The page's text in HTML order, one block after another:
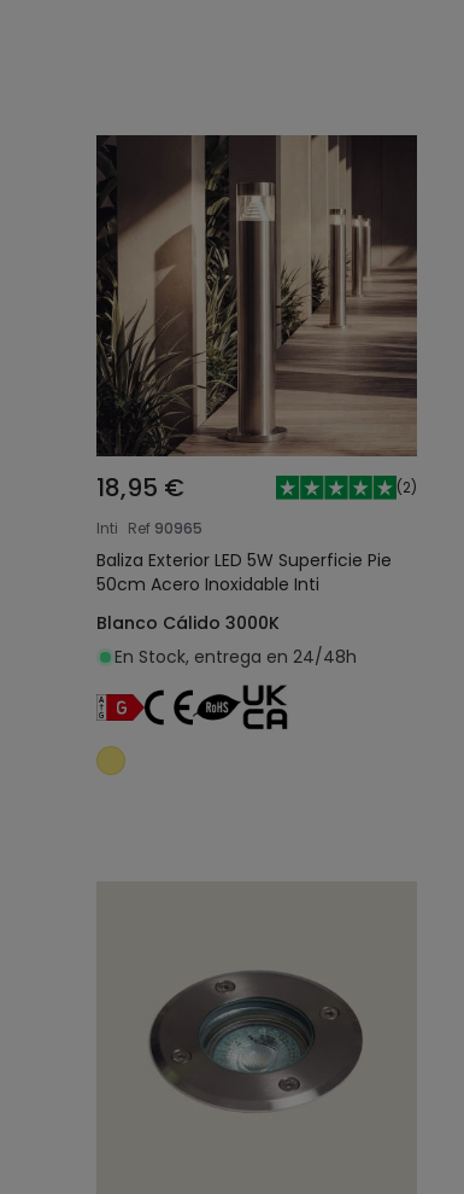
18,95 € (2)
Inti Ref 90965
Baliza Exterior LED 5W Superficie Pie
50cm Acero Inoxidable Inti
Blanco Cálido 3000K
En Stock, entrega en 24/48h